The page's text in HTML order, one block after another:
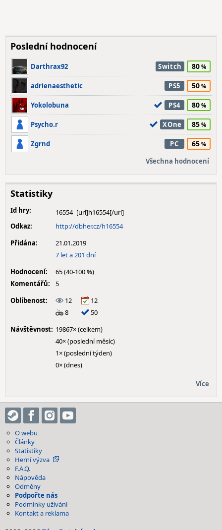
Poslední hodnocení
Darthrax92 Switch 80
adrienaesthetic PS5 50
Yokolobuna PS4 80
Psycho.r XOne 85
Zgrnd PC 65
Všechna hodnocení
Statistiky
Id hry:
16554
Odkaz:
http://dbher.cz/h16554
Přidána:
21.01.2019
7 let a 201 dní
Hodnocení:
65 (40-100 %)
Komentářů:
5
Oblíbenost:
12
12
8
50
Návštěvnost: 19867× (celkem)
40× (poslední měsíc)
1× (poslední týden)
0× (dnes)
Více
O webu
Články
Statistiky
Herní výzva
F.A.Q.
Nápověda
Odměny
Podpořte nás
Podmínky užívání
Kontakt a reklama